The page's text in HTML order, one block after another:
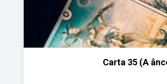
Carta 35 (A